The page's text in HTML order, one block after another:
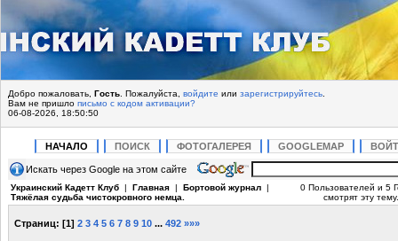
Добро пожаловать, Гость . Пожалуйста, войдите или зарегистрируйтесь
Вам не пришло письмо с кодом активации?
06-08-2026, 18:50:50
НАЧАЛО ПОИСК ФОТОГАЛЕРЕЯ GOOGLEMAP
Искать через Google на этом сайте
Украинский Кадетт Клуб | Главная | Бортовой журнал |
Тяжёлая судьба чистокровного немца.
0 Пользователей и 5
смотрят эту тему.
Страниц: [1] 2 3 4 5 6 7 8 9 10 ... 492 »»»